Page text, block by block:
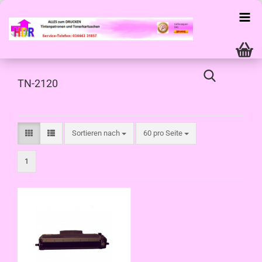
TN-2120
Sortieren nach
Sortieren nach 60 pro Seite
pro Seite
1